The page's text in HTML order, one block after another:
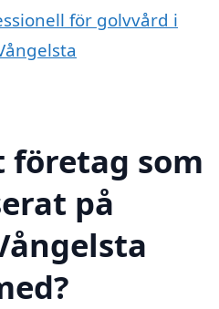
för golvvård i
företag som
på